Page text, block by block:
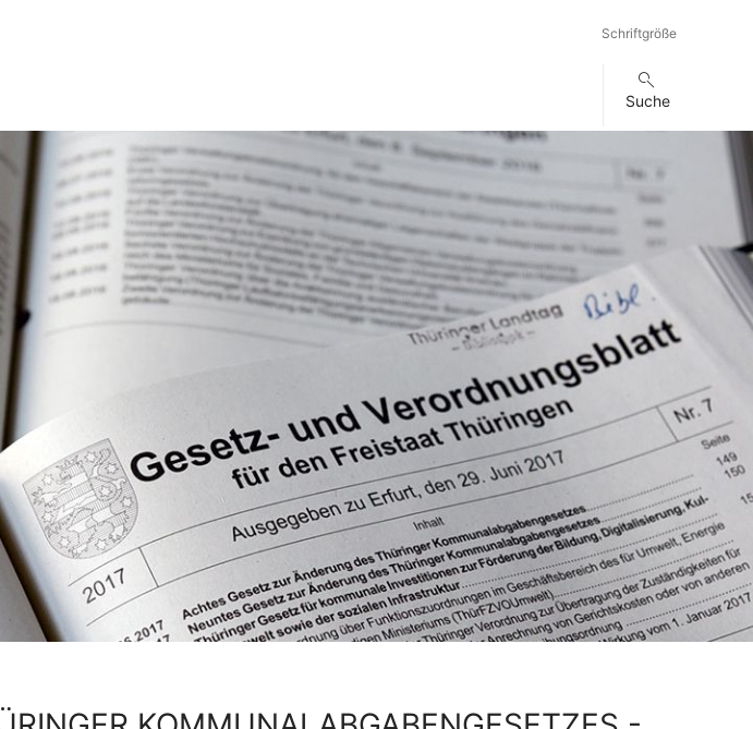
Schriftgröße
Suche